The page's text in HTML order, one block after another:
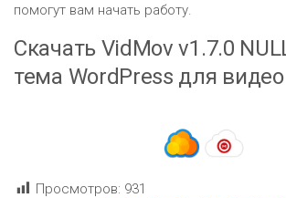
помогут вам начать работу.
Скачать VidMov v1.7.0
тема WordPress для видео
Просмотров: 931